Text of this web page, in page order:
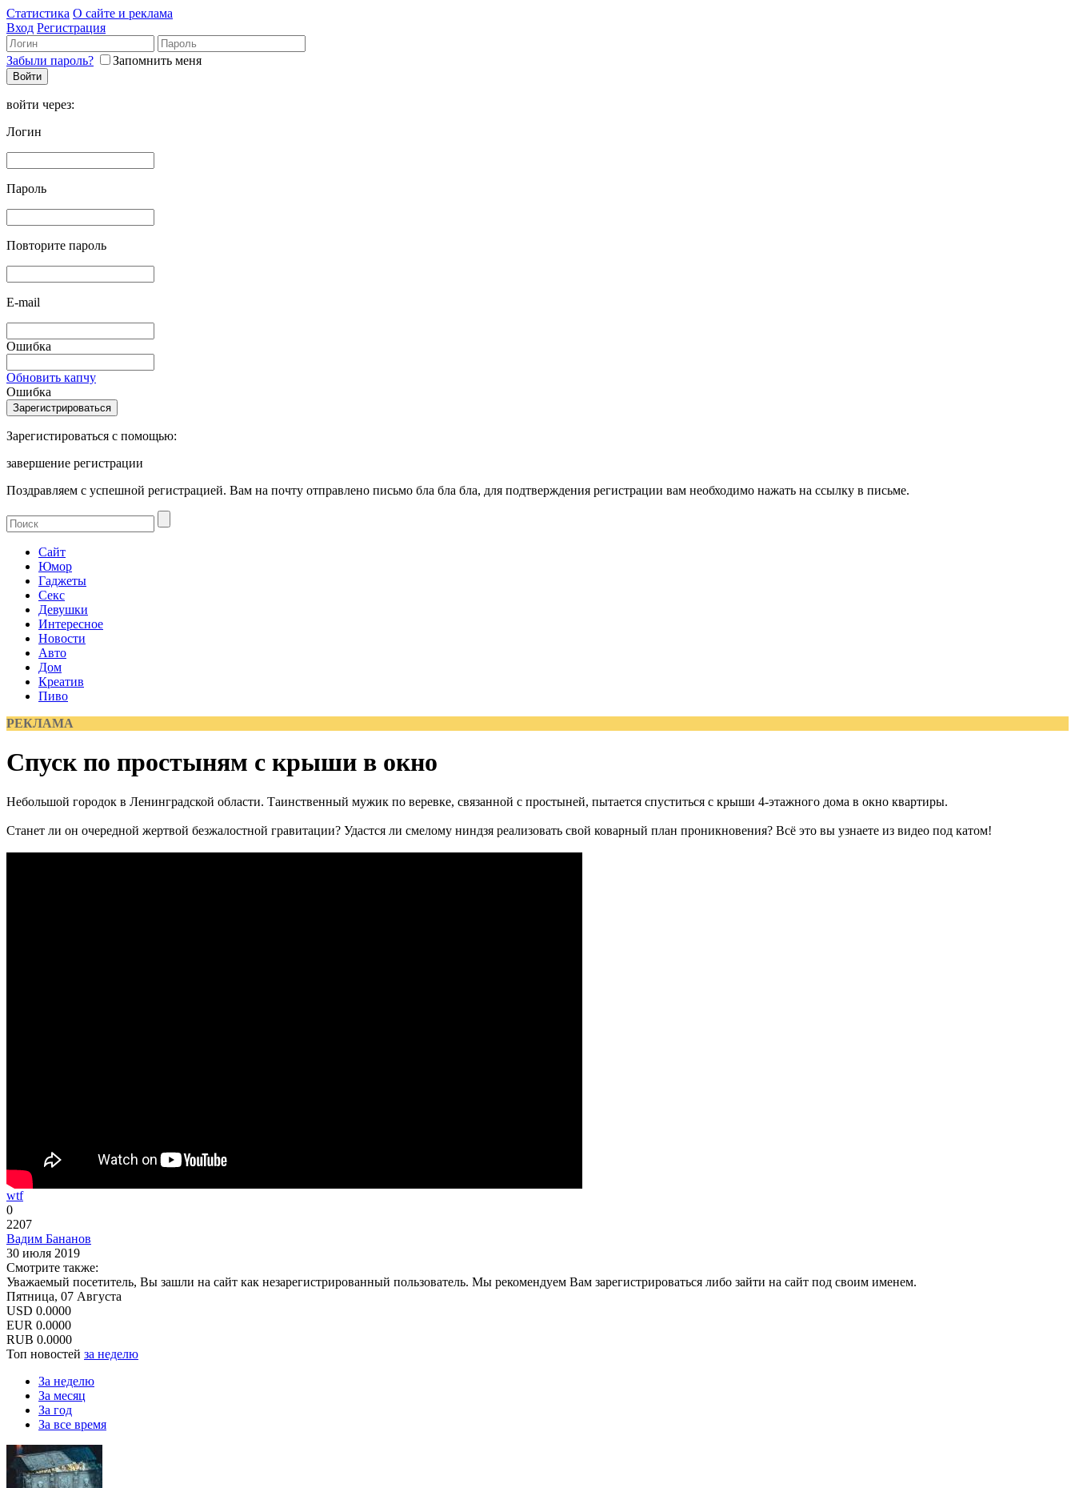
Статистика О сайте и реклама
Вход Регистрация
Забыли пароль? Запомнить меня
войти через:
Логин
Пароль
Повторите пароль
E-mail
Ошибка
Обновить капчу
Ошибка
Зарегистироваться с помощью:
завершение регистрации
Поздравляем с успешной регистрацией. Вам на почту отправлено письмо бла бла бла, для подтверждения регистрации вам необходимо нажать на ссылку в письме.
Сайт
Юмор
Гаджеты
Секс
Девушки
Интересное
Новости
Авто
Дом
Креатив
Пиво
РЕКЛАМА
Спуск по простыням с крыши в окно
Небольшой городок в Ленинградской области. Таинственный мужик по веревке, связанной с простыней, пытается спуститься с крыши 4-этажного дома в окно квартиры.
Станет ли он очередной жертвой безжалостной гравитации? Удастся ли смелому ниндзя реализовать свой коварный план проникновения? Всё это вы узнаете из видео под катом!
wtf
0
2207
Вадим Бананов
30 июля 2019
Смотрите также:
Уважаемый посетитель, Вы зашли на сайт как незарегистрированный пользователь. Мы рекомендуем Вам зарегистрироваться либо зайти на сайт под своим именем.
Пятница, 07 Августа
USD 0.0000
EUR 0.0000
RUB 0.0000
Топ новостей за неделю
За неделю
За месяц
За год
За все время